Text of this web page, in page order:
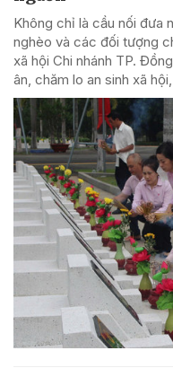
Không chỉ là cầu nối đưa
nghèo và các đối tượng
xã hội Chi nhánh TP.
ân, chăm lo an sinh xã